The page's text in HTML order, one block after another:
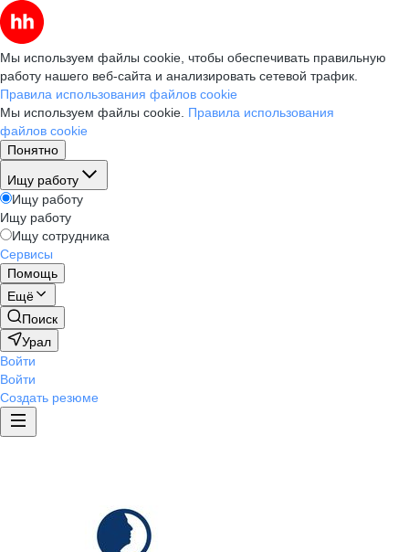
Мы используем файлы cookie, чтобы обеспечивать правильную
работу нашего веб-сайта и анализировать сетевой трафик.
Правила использования файлов cookie
Мы используем файлы cookie. Правила использования
файлов cookie
Понятно
Ищу работу
Ищу работу
Ищу работу
Ищу сотрудника
Сервисы
Помощь
Ещё
Поиск
Урал
Войти
Войти
Создать резюме